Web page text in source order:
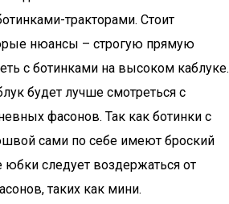
тракторами. Стоит
нюансы – строгую прямую
с ботинками на высоком каблуке.
будет лучше смотреться с
фасонов. Так как ботинки с
сами по себе имеют броский
следует воздержаться от
таких как мини.